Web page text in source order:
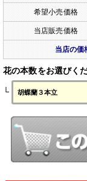
希望小売価格
当店販売価格
当店の価
花の本数をお選びく
└